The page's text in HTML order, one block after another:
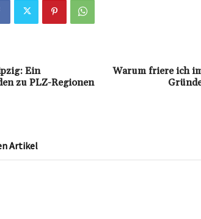
Ein
zu PLZ-Regionen
Warum friere ich
Artikel